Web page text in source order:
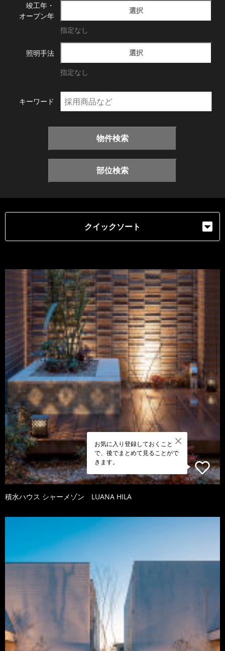
竣工年・
オープン年
選択
指定なし
照明手法 選択
指定なし
キーワード
物件検索
部位検索
クイックソート
お気に入り登録しておくこと
で、後でまとめて見ることがで
きます。
積水ハウス シャーメゾン LUANA HILA